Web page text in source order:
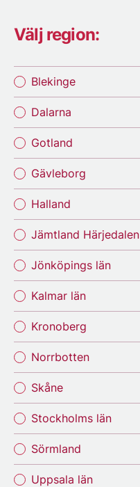
Välj region:
Blekinge
Dalarna
Gotland
Gävleborg
Halland
Jämtland Härjedalen
Jönköpings län
Kalmar län
Kronoberg
Norrbotten
Skåne
Stockholms län
Sörmland
Uppsala län